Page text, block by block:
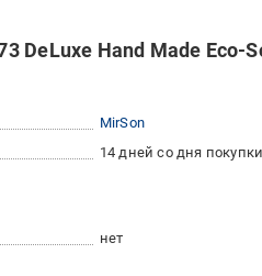
DeLuxe Hand Made Eco-
MirSon
14 дней со дня покупки
нет